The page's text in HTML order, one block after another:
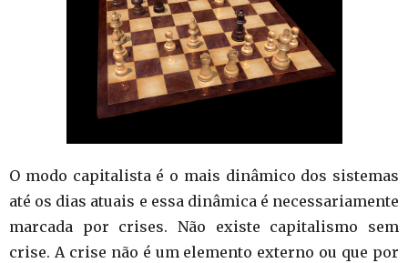
O modo capitalista é o mais dinâmico dos sistemas
até os dias atuais e essa dinâmica é necessariamente
marcada por crises. Não existe capitalismo sem
crise. A crise não é um elemento externo ou que por